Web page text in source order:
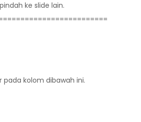
ke slide lain.
pada kolom dibawah ini.